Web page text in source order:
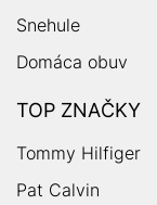
Snehule
Domáca obuv
TOP ZNAČKY
Tommy Hilfiger
Pat Calvin